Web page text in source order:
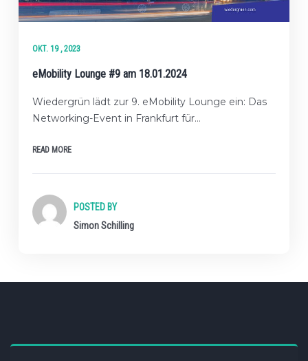
OKT. 19 , 2023
eMobility Lounge #9 am 18.01.2024
Wiedergrün lädt zur 9. eMobility Lounge ein: Das
Networking-Event in Frankfurt für…
READ MORE
POSTED BY
Simon Schilling